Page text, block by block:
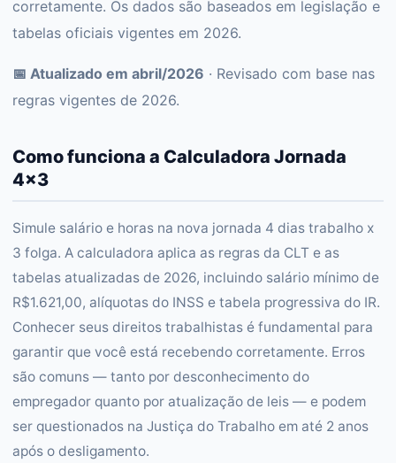
corretamente. Os dados são baseados em legislação e
tabelas oficiais vigentes em 2026.
📅 Atualizado em abril/2026 · Revisado com base nas
regras vigentes de 2026.
Como funciona a Calculadora Jornada
4x3
Simule salário e horas na nova jornada 4 dias trabalho x
3 folga. A calculadora aplica as regras da CLT e as
tabelas atualizadas de 2026, incluindo salário mínimo de
R$1.621,00, alíquotas do INSS e tabela progressiva do IR.
Conhecer seus direitos trabalhistas é fundamental para
garantir que você está recebendo corretamente. Erros
são comuns — tanto por desconhecimento do
empregador quanto por atualização de leis — e podem
ser questionados na Justiça do Trabalho em até 2 anos
após o desligamento.